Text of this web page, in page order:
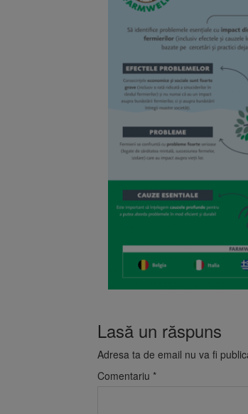
Lasă un răspuns
Adresa ta de email nu va fi
Comentariu *